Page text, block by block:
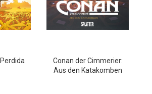
Conan der Cimmerier:
Aus den Katakomben